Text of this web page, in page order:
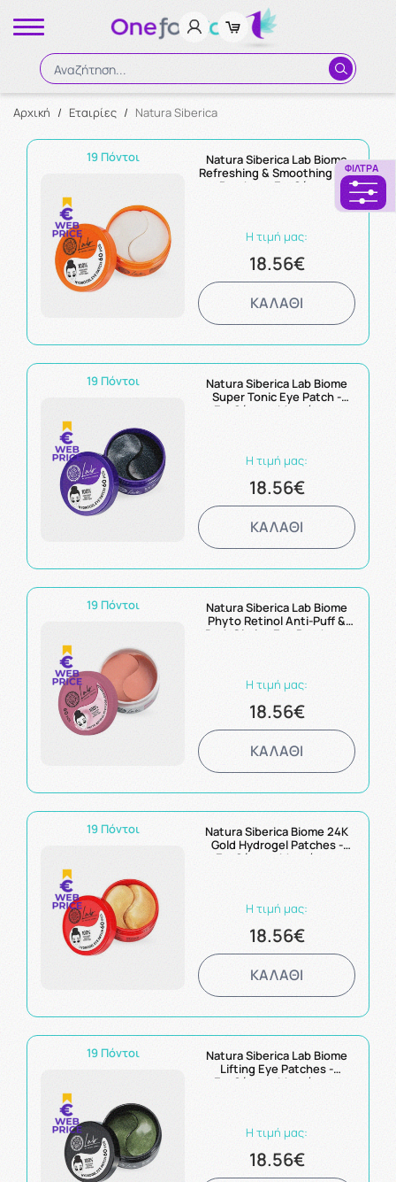
Αναζήτηση...
Αναζήτηση
Αρχική / Εταιρίες / Natura Siberica
ΦΊΛΤΡΑ
19 Πόντοι
Natura Siberica Lab Biome
Refreshing & Smoothing Eye
Patches - Επιθέματα
Ματιών για Ενυδάτωση
Η τιμή μας:
18.56€
ΚΑΛΑΘΙ
19 Πόντοι
Natura Siberica Lab Biome
Super Tonic Eye Patch -
Επιθέματα Ματιών για
Η τιμή μας:
18.56€
ΚΑΛΑΘΙ
19 Πόντοι
Natura Siberica Lab Biome
Phyto Retinol Anti-Puff &
Dark Circles Eye Patches -
Η τιμή μας:
18.56€
ΚΑΛΑΘΙ
19 Πόντοι
Natura Siberica Biome 24K
Gold Hydrogel Patches -
Επιθέματα Ματιών με
Η τιμή μας:
18.56€
ΚΑΛΑΘΙ
19 Πόντοι
Natura Siberica Lab Biome
Lifting Eye Patches -
Επιθέματα Ματιών για
Η τιμή μας:
18.56€